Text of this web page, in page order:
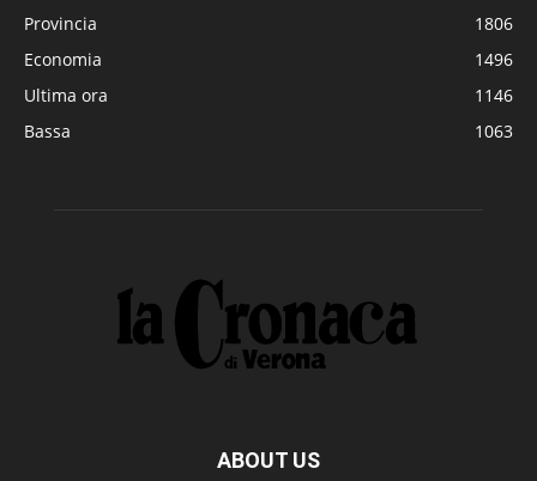
Provincia
1806
Economia
1496
Ultima ora
1146
Bassa
1063
ABOUT US